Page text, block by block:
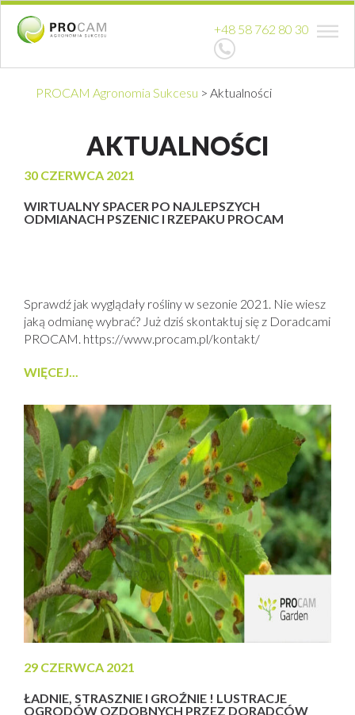
+48 58 762 80 30
PROCAM Agronomia Sukcesu > Aktualności
AKTUALNOŚCI
30 CZERWCA 2021
WIRTUALNY SPACER PO NAJLEPSZYCH
ODMIANACH PSZENIC I RZEPAKU PROCAM
Sprawdź jak wyglądały rośliny w sezonie 2021. Nie wiesz
jaką odmianę wybrać? Już dziś skontaktuj się z Doradcami
PROCAM. https://www.procam.pl/kontakt/
WIĘCEJ...
29 CZERWCA 2021
ŁADNIE, STRASZNIE I GROŹNIE ! LUSTRACJE
OGRODÓW OZDOBNYCH PRZEZ DORADCÓW